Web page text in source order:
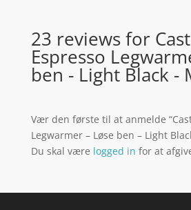
23 reviews for
Espresso
ben - Light Black -
Vær den første til at anmelde
Legwarmer – Løse ben – Light
Du skal være logged in for at